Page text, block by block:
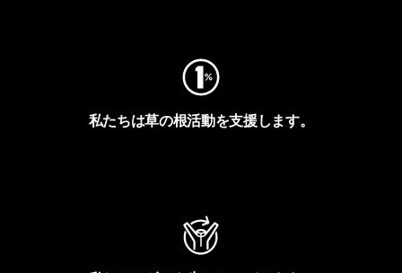
私たちは草の根活動を支援します。